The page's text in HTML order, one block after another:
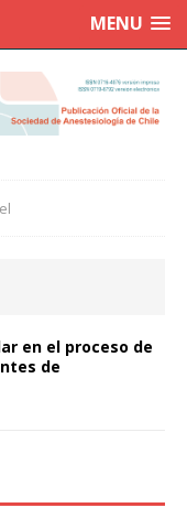
MENU
en el proceso de
de